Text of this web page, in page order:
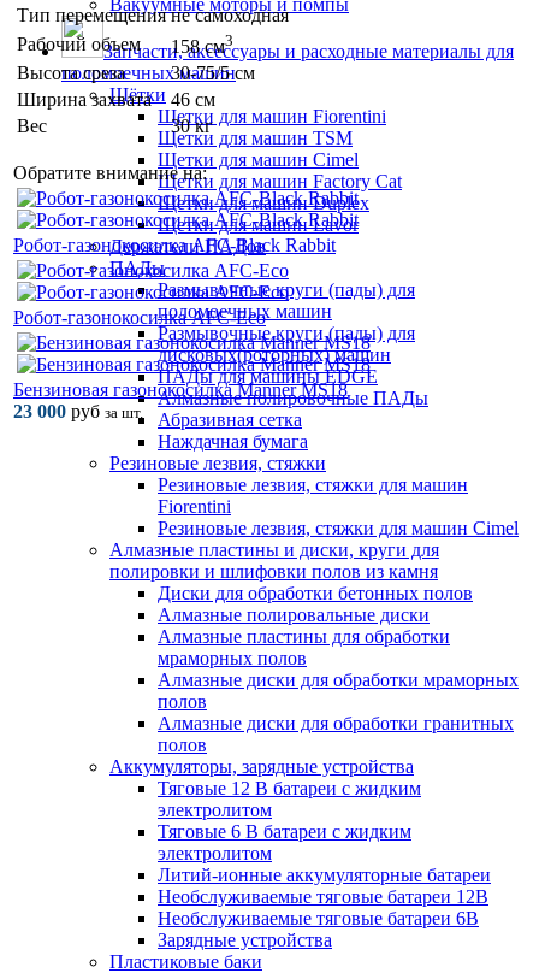
Вакуумные моторы и помпы
Запчасти, аксессуары и расходные материалы для
поломоечных машин
Щётки
Щетки для машин Fiorentini
Щетки для машин TSM
Щетки для машин Cimel
Щетки для машин Factory Cat
Щетки для машин Duplex
Щетки для машин Lavor
Держатели ПАДов
ПАДы
Размывочные круги (пады) для
поломоечных машин
Размывочные круги (пады) для
дисковых(роторных) машин
ПАДы для машины EDGE
Алмазные полировочные ПАДы
Абразивная сетка
Наждачная бумага
Резиновые лезвия, стяжки
Резиновые лезвия, стяжки для машин
Fiorentini
Резиновые лезвия, стяжки для машин Cimel
Алмазные пластины и диски, круги для
полировки и шлифовки полов из камня
Диски для обработки бетонных полов
Алмазные полировальные диски
Алмазные пластины для обработки
мраморных полов
Алмазные диски для обработки мраморных
полов
Алмазные диски для обработки гранитных
полов
Аккумуляторы, зарядные устройства
Тяговые 12 В батареи с жидким
электролитом
Тяговые 6 В батареи с жидким
электролитом
Литий-ионные аккумуляторные батареи
Необслуживаемые тяговые батареи 12В
Необслуживаемые тяговые батареи 6В
Зарядные устройства
Пластиковые баки
Тип перемещения не самоходная
Рабочий объем
158 см3
Высота среза
30-75/5 см
Ширина захвата
46 см
Вес
30 кг
Обратите внимание на:
Робот-газонокосилка AFC-Black Rabbit
Робот-газонокосилка AFC-Eco
Бензиновая газонокосилка Manner MS18
23 000 руб за шт.